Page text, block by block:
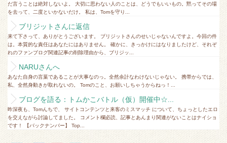
だ言うことは絶対しないよ。 大切に思わない人のことは、どうでもいいもの。黙ってその場
を去って、二度といかないだけ。 私は、Tomを守り...
ブリジットさんに返信
来て下さって、ありがとうございます。 ブリジットさんのせいじゃないんですよ。今回の件
は。本質的な責任はあなたにはありません。 確かに、きっかけにはなりましたけど、それぞ
れのファンブログ関連記事の削除理由から、ブリジッ...
NARUさんへ
あなた自身の言葉であることが大事なのっ。全然余計なわけないじゃない。 携帯からでは、
私、全然身動きが取れないの。 Tomのこと、お願いしちゃうからねっ！...
ブログを語る：トムかこバトル（仮）開催中☆...
昨深夜も、Tomんちで、 サイトコンテンツと来客のミスマッチ について、ちょっとしたエロ
を交えながら討論してました。 コメント欄必読、記事とあんまり関連がないことはナイショ
です！ 【バックナンバー】 Top...